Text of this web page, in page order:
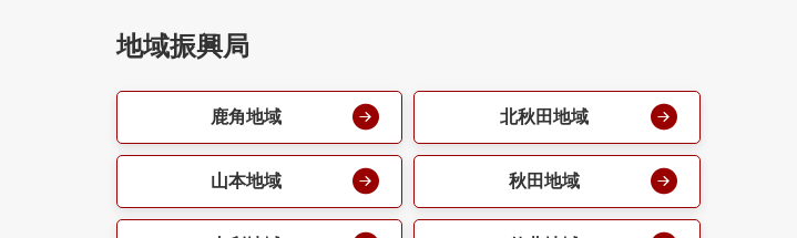
地域振興局
鹿角地域 北秋田地域
山本地域 秋田地域